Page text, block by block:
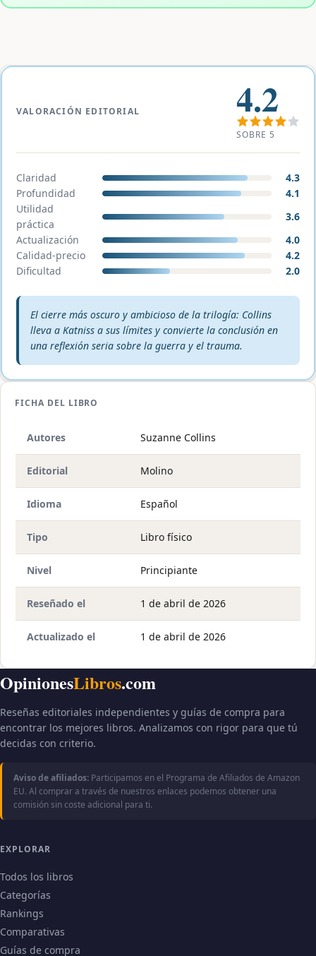
VALORACIÓN EDITORIAL 4.2
SOBRE 5
Claridad
4.3
Profundidad
4.1
Utilidad
práctica
3.6
Actualización
4.0
Calidad-precio
4.2
Dificultad
2.0
Veredicto editorial:
El cierre más oscuro y ambicioso de la trilogía: Collins
lleva a Katniss a sus límites y convierte la conclusión en
una reflexión seria sobre la guerra y el trauma.
FICHA DEL LIBRO
Autores Suzanne Collins
Editorial Molino
Idioma Español
Tipo Libro físico
Nivel Principiante
Reseñado el 1 de abril de 2026
Actualizado el 1 de abril de 2026
OpinionesLibros.com
Reseñas editoriales independientes y guías de compra para
encontrar los mejores libros. Analizamos con rigor para que tú
decidas con criterio.
Aviso de afiliados: Participamos en el Programa de Afiliados de Amazon
EU. Al comprar a través de nuestros enlaces podemos obtener una
comisión sin coste adicional para ti.
EXPLORAR
Todos los libros
Categorías
Rankings
Comparativas
Guías de compra